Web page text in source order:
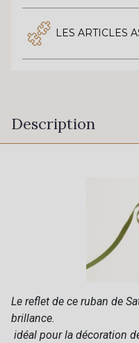
LES ARTICLES
Description
Le reflet de ce ruban de
brillance.
idéal pour la décoration